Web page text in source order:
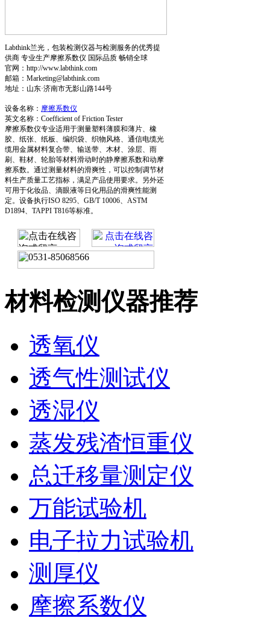
Labthink兰光，包装检测仪器与检测服务的优秀提
供商 专业生产摩擦系数仪 国际品质 畅销全球
官网：http://www.labthink.com
邮箱：Marketing@labthink.com
地址：山东·济南市无影山路144号
设备名称： 摩擦系数仪
英文名称：Coefficient of Friction Tester
摩擦系数仪专业适用于测量塑料薄膜和薄片、橡
胶、纸张、纸板、编织袋、织物风格、通信电缆光
缆用金属材料复合带、输送带、木材、涂层、雨
刷、鞋材、轮胎等材料滑动时的静摩擦系数和动摩
擦系数。通过测量材料的滑爽性，可以控制调节材
料生产质量工艺指标，满足产品使用要求。另外还
可用于化妆品、滴眼液等日化用品的滑爽性能测
定。设备执行ISO 8295、GB/T 10006、ASTM
D1894、TAPPI T816等标准。
材料检测仪器推荐
透氧仪
透气性测试仪
透湿仪
蒸发残渣恒重仪
总迁移量测定仪
万能试验机
电子拉力试验机
测厚仪
摩擦系数仪